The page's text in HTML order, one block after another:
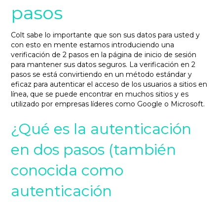
pasos
Colt sabe lo importante que son sus datos para usted y
con esto en mente estamos introduciendo una
verificación de 2 pasos en la página de inicio de sesión
para mantener sus datos seguros. La verificación en 2
pasos se está convirtiendo en un método estándar y
eficaz para autenticar el acceso de los usuarios a sitios en
línea, que se puede encontrar en muchos sitios y es
utilizado por empresas líderes como Google o Microsoft.
¿Qué es la autenticación
en dos pasos (también
conocida como
autenticación